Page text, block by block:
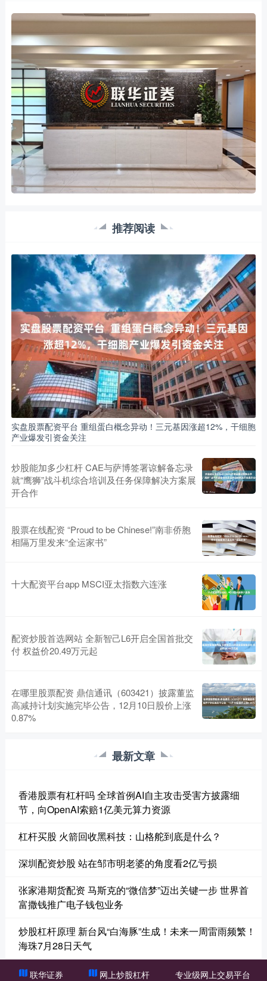
推荐阅读
实盘股票配资平台 重组蛋白概念异动！三元基因涨超12%，干细胞
产业爆发引资金关注
炒股能加多少杠杆 CAE与萨博签署谅解备忘录
就“鹰狮”战斗机综合培训及任务保障解决方案展
开合作
股票在线配资 “Proud to be Chinese!”南非侨胞
相隔万里发来“全运家书”
十大配资平台app MSCI亚太指数六连涨
配资炒股首选网站 全新智己L6开启全国首批交
付 权益价20.49万元起
在哪里股票配资 鼎信通讯（603421）披露董监
高减持计划实施完毕公告，12月10日股价上涨
0.87%
最新文章
香港股票有杠杆吗 全球首例AI自主攻击受害方披露细
节，向OpenAI索赔1亿美元算力资源
杠杆买股 火箭回收黑科技：山格舵到底是什么？
深圳配资炒股 站在邹市明老婆的角度看2亿亏损
张家港期货配资 马斯克的“微信梦”迈出关键一步 世界首
富撒钱推广电子钱包业务
炒股杠杆原理 新台风“白海豚”生成！未来一周雷雨频繁！
海珠7月28日天气
联华证券 网上炒股杠杆 专业级网上交易平台